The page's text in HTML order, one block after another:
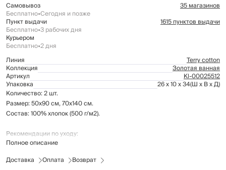
Самовывоз 35 магазинов
Бесплатно•Сегодня и позже
Пункт выдачи 1615 пунктов выдачи
Бесплатно•3 рабочих дня
Курьером
Бесплатно•2 дня
Линия
Terry cotton
Коллекция Золотая ванная
Артикул Kl-00025512
Упаковка 26 x 10 x 34(Ш x В x Д)
Количество: 2 шт.
Размер: 50х90 см, 70х140 см.
Состав: 100% хлопок (500 г/м2).
Рекомендации по уходу:
стирка при температуре до 30°C
не отбеливать
Полное описание
Доставка
Оплата Возврат